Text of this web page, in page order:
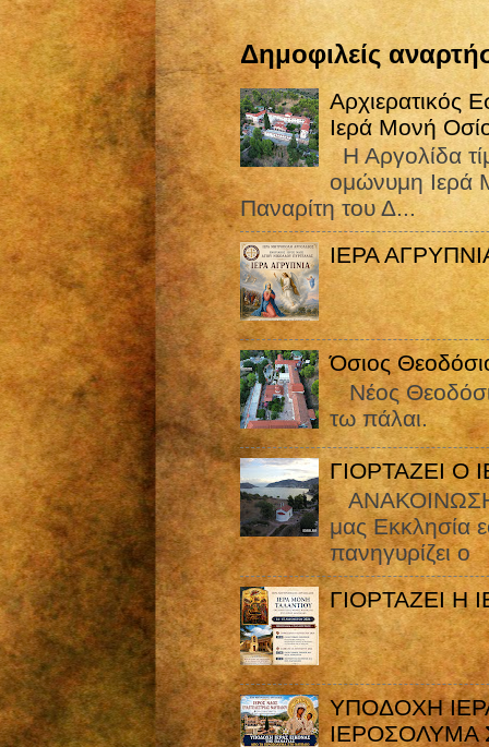
Δημοφιλείς
Αρχιερατικός
Ιερά Μονή
Η Αργολίδα
ομώνυμη Ιερά
Παναρίτη του Δ...
ΙΕΡΑ
Όσιος
Nέος
τω πάλαι.
ΓΙΟΡΤΑΖΕΙ Ο
ΑΝΑΚΟΙΝΩΣΗ
μας Εκκλησία
πανηγυρίζει ο
ΓΙΟΡΤΑΖΕΙ Η
ΥΠΟΔΟΧΗ
ΙΕΡΟΣΟΛΥΜΑ